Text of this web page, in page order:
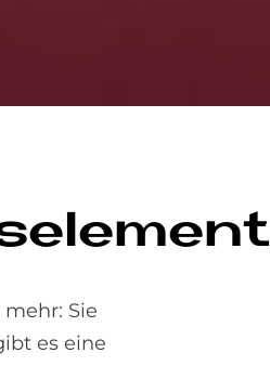
Sie
es eine